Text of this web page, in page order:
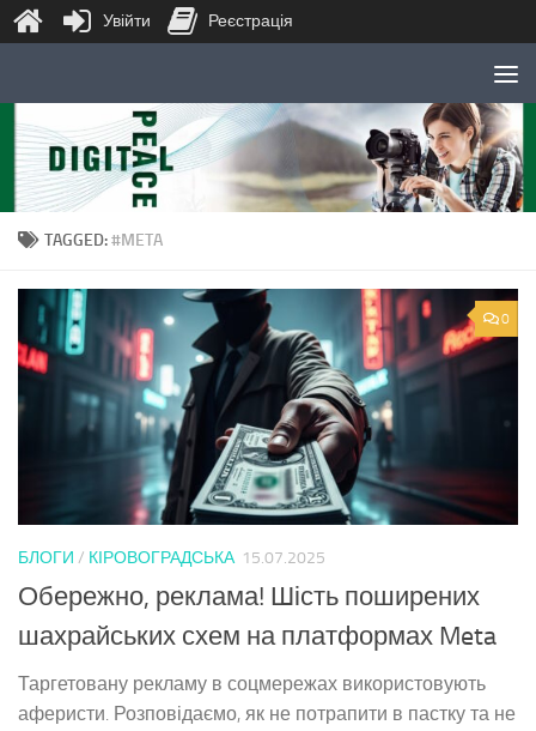
Skip to content
TAGGED:#META
0
БЛОГИ / КІРОВОГРАДСЬКА 15.07.2025
Обережно, реклама! Шість поширених
шахрайських схем на платформах Meta
Таргетовану рекламу в соцмережах використовують
аферисти. Розповідаємо, як не потрапити в пастку та не
Увійти Реєстрація